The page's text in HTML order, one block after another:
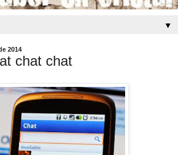
▼
2014
chat chat